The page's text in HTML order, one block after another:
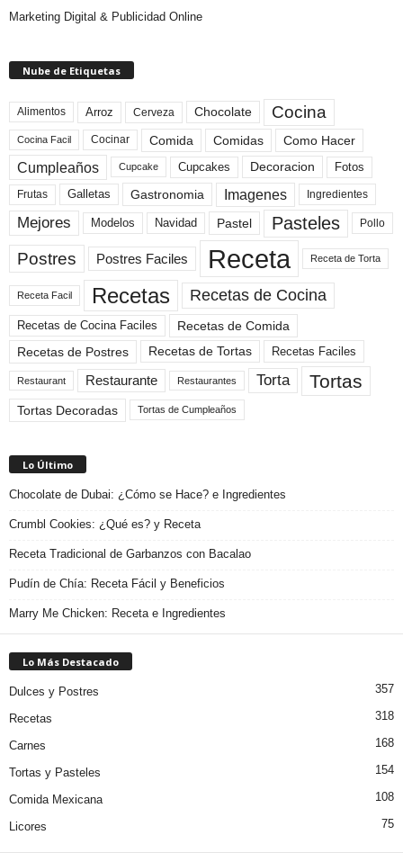
Marketing Digital & Publicidad Online
Nube de Etiquetas
Alimentos Arroz Cerveza Chocolate Cocina
Cocina Facil Cocinar Comida Comidas Como Hacer
Cumpleaños Cupcake Cupcakes Decoracion Fotos
Frutas Galletas Gastronomia Imagenes Ingredientes
Mejores Modelos Navidad Pastel Pasteles Pollo
Postres Postres Faciles Receta Receta de Torta
Receta Facil Recetas Recetas de Cocina
Recetas de Cocina Faciles
Recetas de Comida
Recetas de Postres
Recetas de Tortas Recetas Faciles
Restaurant Restaurante Restaurantes Torta Tortas
Tortas Decoradas Tortas de Cumpleaños
Lo Último
Chocolate de Dubai: ¿Cómo se Hace? e Ingredientes
Crumbl Cookies: ¿Qué es? y Receta
Receta Tradicional de Garbanzos con Bacalao
Pudín de Chía: Receta Fácil y Beneficios
Marry Me Chicken: Receta e Ingredientes
Lo Más Destacado
Dulces y Postres 357
Recetas 318
Carnes 168
Tortas y Pasteles 154
Comida Mexicana 108
Licores 75